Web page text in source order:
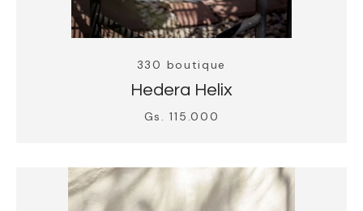
330 boutique
Hedera Helix
Gs. 115.000